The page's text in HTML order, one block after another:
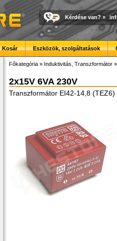
Kérdése van? »
Kosár Eszközök, szolgáltatások
Főkategória » Induktivitás, Transzformátor
2x15V 6VA 230V
Transzformátor EI42-14,8 (TEZ6)